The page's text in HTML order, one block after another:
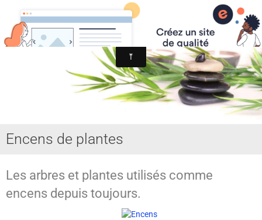
MYST SPIRITISME et ASTRAL
MEDIUMNITE
ASTRAL, SPHERES, TERRE
REINCARNATION
CHAKRA - CORPS SUBTILS
Encens de plantes
Les arbres et plantes utilisés comme
encens depuis toujours.